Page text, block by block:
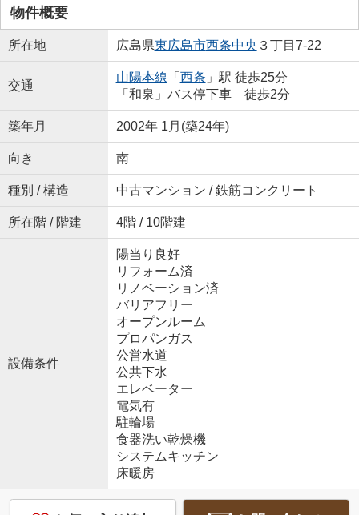
物件概要
所在地 広島県東広島市西条中央 ３丁目7-22
交通
山陽本線 「 西条 」駅 徒歩25分
「和泉」バス停下車 徒歩2分
築年月 2002年 1月(築24年)
向き 南
種別 / 構造 中古マンション / 鉄筋コンクリート
所在階 / 階建 4階 / 10階建
設備条件
陽当り良好
リフォーム済
リノベーション済
バリアフリー
オープンルーム
プロパンガス
公営水道
公共下水
エレベーター
電気有
駐輪場
食器洗い乾燥機
システムキッチン
床暖房